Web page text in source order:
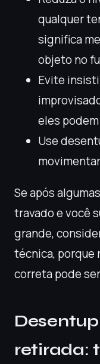
qualquer
significa
objeto no
Evite
eles
Use
Se após
travado e você
grande,
técnica, porque
correta pode
retirada: